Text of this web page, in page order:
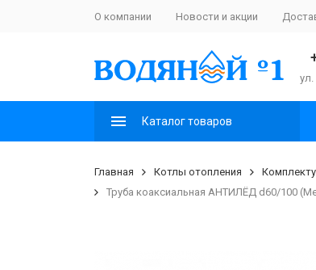
О компании Новости и акции
ул.
Каталог товаров
Главная Котлы отопления
Труба коаксиальная АНТИЛЁД d60/100